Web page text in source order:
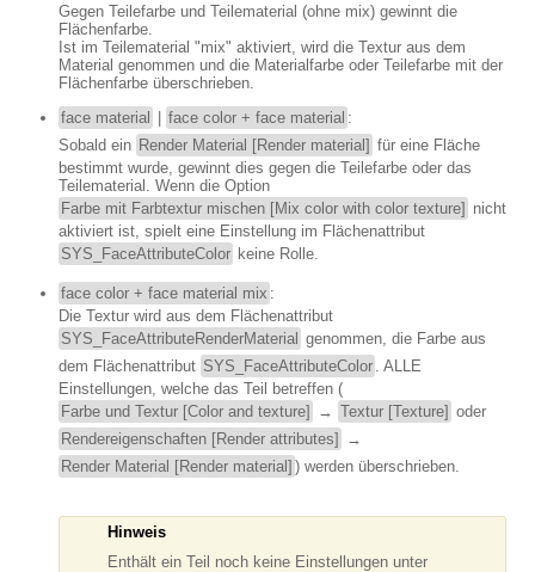
Gegen Teilefarbe und Teilematerial (ohne mix) gewinnt die
Flächenfarbe.
Ist im Teilematerial "mix" aktiviert, wird die Textur aus dem
Material genommen und die Materialfarbe oder Teilefarbe mit der
Flächenfarbe überschrieben.
face material
face color + face material :
Sobald ein Render Material [Render material] für eine Fläche
bestimmt wurde, gewinnt dies gegen die Teilefarbe oder das
Teilematerial. Wenn die Option
Farbe mit Farbtextur mischen [Mix color with color texture] nicht
aktiviert ist, spielt eine Einstellung im Flächenattribut
SYS_FaceAttributeColor keine Rolle.
face color + face material mix :
Die Textur wird aus dem Flächenattribut
SYS_FaceAttributeRenderMaterial genommen, die Farbe aus
dem Flächenattribut SYS_FaceAttributeColor . ALLE
Einstellungen, welche das Teil betreffen (
Farbe und Textur [Color and texture]
→ Textur [Texture] oder
Rendereigenschaften [Render attributes]
→
Render Material [Render material] ) werden überschrieben.
Hinweis
Enthält ein Teil noch keine Einstellungen unter